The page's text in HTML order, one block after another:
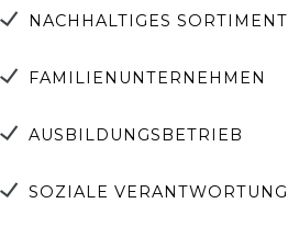
NACHHALTIGES SORTIMENT
FAMILIENUNTERNEHMEN
AUSBILDUNGSBETRIEB
SOZIALE VERANTWORTUNG